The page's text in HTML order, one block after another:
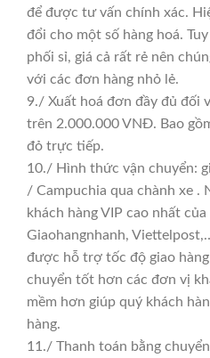
để được tư vấn chính xác.
đổi cho một số hàng hoá.
phối sỉ, giá cả rất rẻ nên
với các đơn hàng nhỏ lẻ.
9./ Xuất hoá đơn đầy đủ đối
trên 2.000.000 VNĐ. Bao
đỏ trực tiếp.
10./ Hình thức vận chuyển:
/ Campuchia qua chành xe .
khách hàng VIP cao nhất
Giaohangnhanh,
được hỗ trợ tốc độ giao
chuyển tốt hơn các đơn vị
mềm hơn giúp quý khách
hàng.
11./ Thanh toán bằng